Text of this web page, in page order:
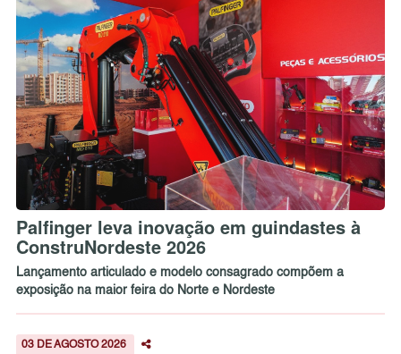
Palfinger leva inovação em guindastes à
ConstruNordeste 2026
Lançamento articulado e modelo consagrado compõem a
exposição na maior feira do Norte e Nordeste
03 DE AGOSTO 2026